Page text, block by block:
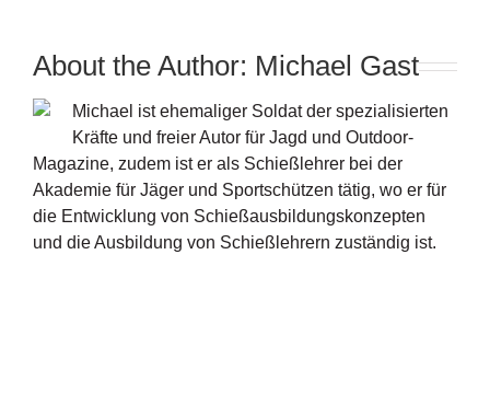
About the Author: Michael Gast
Michael ist ehemaliger Soldat der spezialisierten
Kräfte und freier Autor für Jagd und Outdoor-
Magazine, zudem ist er als Schießlehrer bei der
Akademie für Jäger und Sportschützen tätig, wo er für
die Entwicklung von Schießausbildungskonzepten
und die Ausbildung von Schießlehrern zuständig ist.